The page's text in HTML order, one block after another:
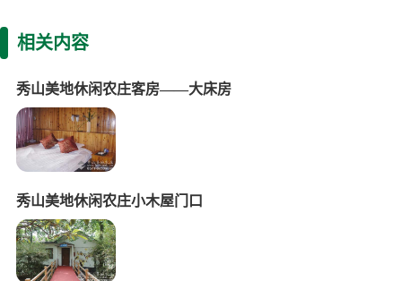
相关内容
秀山美地休闲农庄客房——大床房
秀山美地休闲农庄小木屋门口